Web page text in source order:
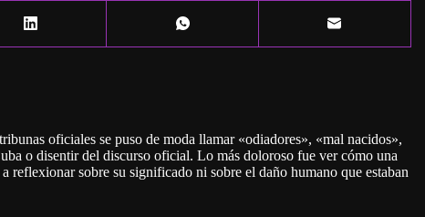
oficiales se puso de moda llamar «odiadores», «mal nacidos»,
o disentir del discurso oficial. Lo más doloroso fue ver cómo una
reflexionar sobre su significado ni sobre el daño humano que estaban